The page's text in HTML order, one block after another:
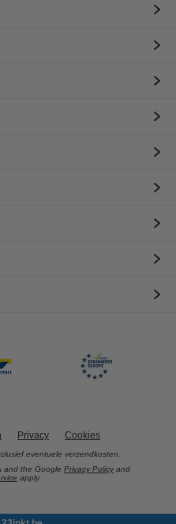
Privacy Cookies
eventuele verzendkosten.
and the Google Privacy Policy and
apply.